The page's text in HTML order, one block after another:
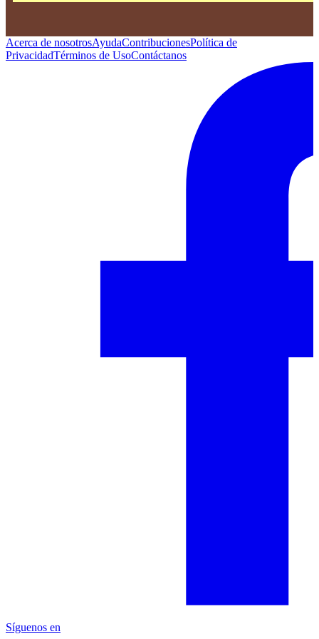
Acerca de nosotrosAyudaContribucionesPolítica de
PrivacidadTérminos de UsoContáctanos
Síguenos en